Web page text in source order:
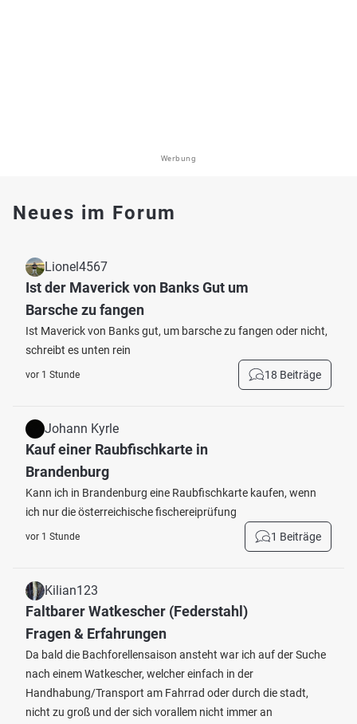
Werbung
Neues im Forum
Lionel4567
Ist der Maverick von Banks Gut um
Barsche zu fangen
Ist Maverick von Banks gut, um barsche zu fangen oder nicht,
schreibt es unten rein
vor 1 Stunde 18 Beiträge
Johann Kyrle
Kauf einer Raubfischkarte in
Brandenburg
Kann ich in Brandenburg eine Raubfischkarte kaufen, wenn
ich nur die österreichische fischereiprüfung
vor 1 Stunde 1 Beiträge
Kilian123
Faltbarer Watkescher (Federstahl)
Fragen & Erfahrungen
Da bald die Bachforellensaison ansteht war ich auf der Suche
nach einem Watkescher, welcher einfach in der
Handhabung/Transport am Fahrrad oder durch die stadt,
nicht zu groß und der sich vorallem nicht immer an